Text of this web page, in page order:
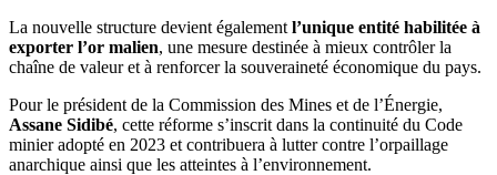
La nouvelle structure devient également l’unique entité habilitée à
exporter l’or malien, une mesure destinée à mieux contrôler la
chaîne de valeur et à renforcer la souveraineté économique du pays.
Pour le président de la Commission des Mines et de l’Énergie,
Assane Sidibé, cette réforme s’inscrit dans la continuité du Code
minier adopté en 2023 et contribuera à lutter contre l’orpaillage
anarchique ainsi que les atteintes à l’environnement.